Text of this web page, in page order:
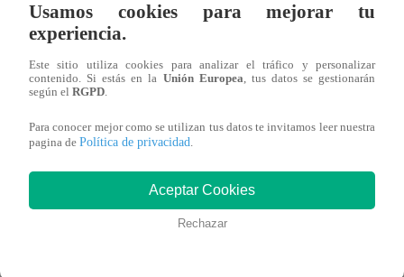
Yo Soy GRANDES BATALLAS: ¡Andy
Montañez rompe la racha de empates y le
Yo
Usamos cookies para mejorar tu
experiencia.
Este sitio utiliza cookies para analizar el tráfico y personalizar
contenido. Si estás en la Unión Europea, tus datos se gestionarán
según el RGPD.
Para conocer mejor como se utilizan tus datos te invitamos leer nuestra
pagina de Política de privacidad.
Aceptar Cookies
Rechazar